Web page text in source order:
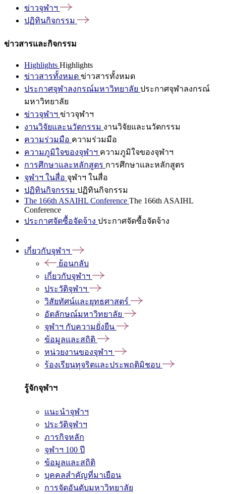
ข่าวจุฬาฯ
ปฏิทินกิจกรรม
ข่าวสารและกิจกรรม
Highlights Highlights
ข่าวสารทั้งหมด ข่าวสารทั้งหมด
ประกาศจุฬาลงกรณ์มหาวิทยาลัย ประกาศจุฬาลงกรณ์
มหาวิทยาลัย
ข่าวจุฬาฯ ข่าวจุฬาฯ
งานวิจัยและนวัตกรรม งานวิจัยและนวัตกรรม
ความร่วมมือ ความร่วมมือ
ความภูมิใจของจุฬาฯ ความภูมิใจของจุฬาฯ
การศึกษาและหลักสูตร การศึกษาและหลักสูตร
จุฬาฯ ในสื่อ จุฬาฯ ในสื่อ
ปฏิทินกิจกรรม ปฏิทินกิจกรรม
The 166th ASAIHL Conference The 166th ASAIHL
Conference
ประกาศจัดซื้อจัดจ้าง ประกาศจัดซื้อจัดจ้าง
เกี่ยวกับจุฬาฯ
ย้อนกลับ
เกี่ยวกับจุฬาฯ
ประวัติจุฬาฯ
วิสัยทัศน์และยุทธศาสตร์
อัตลักษณ์มหาวิทยาลัย
จุฬาฯ กับความยั่งยืน
ข้อมูลและสถิติ
หน่วยงานของจุฬาฯ
ร้องเรียนทุจริตและประพฤติมิชอบ
รู้จักจุฬาฯ
แนะนำจุฬาฯ
ประวัติจุฬาฯ
ภารกิจหลัก
จุฬาฯ 100 ปี
ข้อมูลและสถิติ
บุคคลสำคัญที่มาเยือน
การจัดอันดับมหาวิทยาลัย